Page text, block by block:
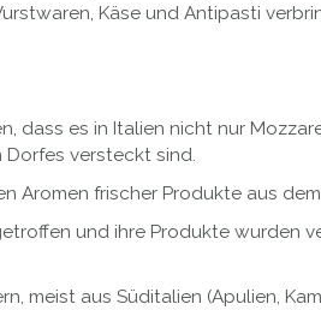
Käse und Antipasti
dass es in Italien nicht nur
Dorfes versteckt sind.
Aromen frischer Produkte aus
und ihre Produkte wurden
meist aus Süditalien (Apulien,